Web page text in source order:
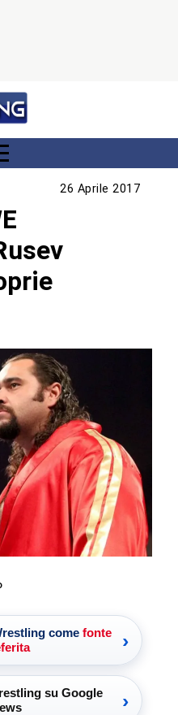
26 Aprile 2017
come fonte
›
su Google
›